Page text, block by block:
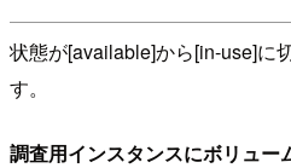
状態が[available]から[in-use]に
す。
調査用インスタンスにボリュー